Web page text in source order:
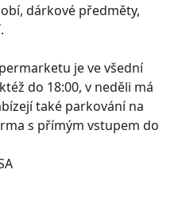
dárkové předměty,
je ve všední
do 18:00, v neděli má
také parkování na
s přímým vstupem do